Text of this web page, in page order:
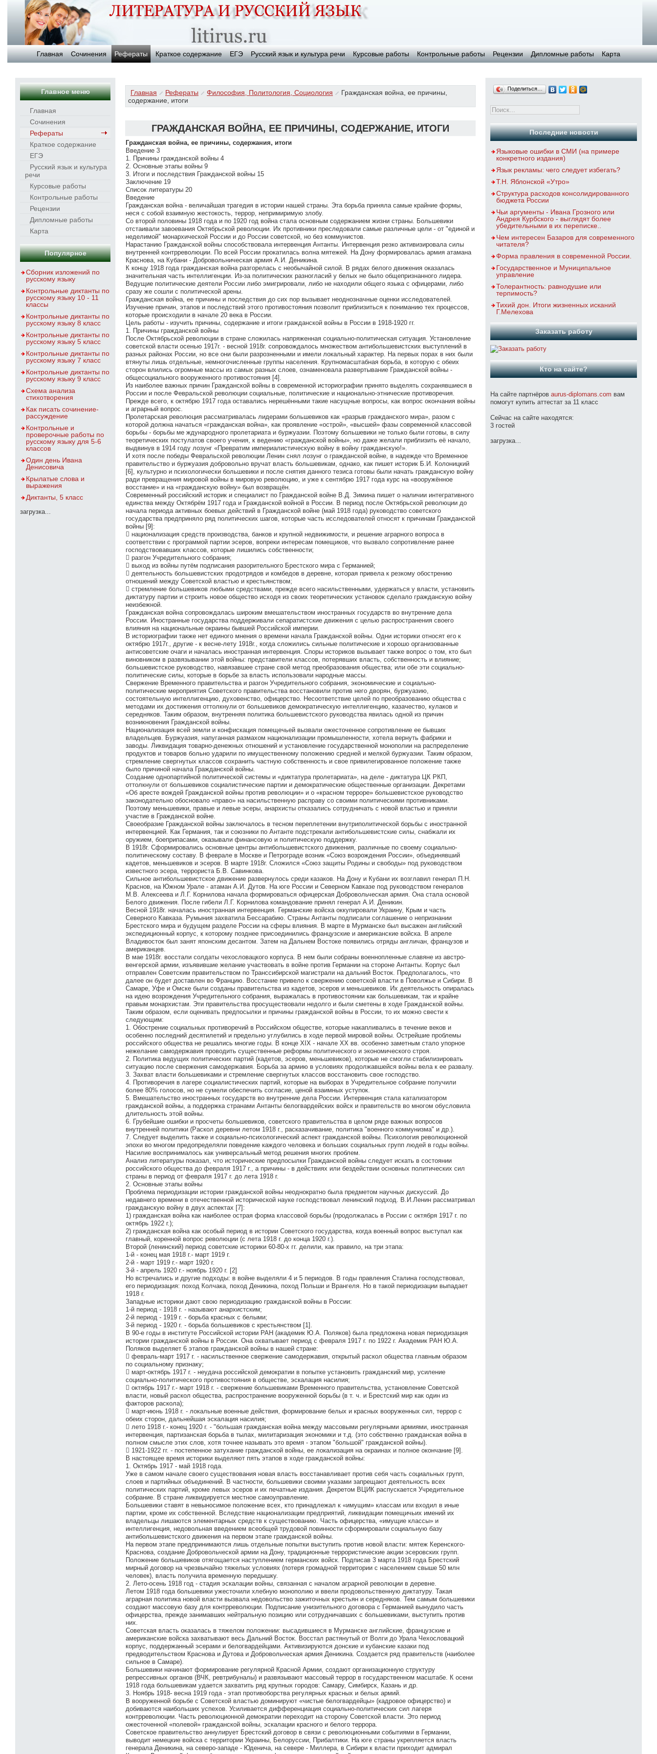
Главная Сочинения Рефераты Краткое содержание ЕГЭ Русский язык и культура речи Курсовые работы Контрольные работы Рецензии Дипломные работы Карта
Главное меню
Главная
Сочинения
Рефераты
Краткое содержание
ЕГЭ
Русский язык и культура
речи
Курсовые работы
Контрольные работы
Рецензии
Дипломные работы
Карта
Популярное
Сборник изложений по
русскому языку
Контрольные диктанты по
русскому языку 10 - 11
классы
Контрольные диктанты по
русскому языку 8 класс
Контрольные диктанты по
русскому языку 5 класс
Контрольные диктанты по
русскому языку 7 класс
Контрольные диктанты по
русскому языку 9 класс
Схема анализа
стихотворения
Как писать сочинение-
рассуждение
Контрольные и
проверочные работы по
русскому языку для 5-6
классов
Один день Ивана
Денисовича
Крылатые слова и
выражения
Диктанты, 5 класс
загрузка...
Главная Рефераты Философия, Политология, Социология
Гражданская война, ее причины,
содержание, итоги
ГРАЖДАНСКАЯ ВОЙНА, ЕЕ ПРИЧИНЫ, СОДЕРЖАНИЕ, ИТОГИ
Гражданская война, ее причины, содержания, итоги
Введение 3
1. Причины гражданской войны 4
2. Основные этапы войны 9
3. Итоги и последствия Гражданской войны 15
Заключение 19
Список литературы 20
Введение
Гражданская война - величайшая трагедия в истории нашей страны. Эта борьба приняла самые крайние формы,
неся с собой взаимную жестокость, террор, непримиримую злобу.
Со второй половины 1918 года и по 1920 год война стала основным содержанием жизни страны. Большевики
отстаивали завоевания Октябрьской революции. Их противники преследовали самые различные цели - от "единой и
неделимой" монархической России и до России советской, но без коммунистов.
Нарастанию Гражданской войны способствовала интервенция Антанты. Интервенция резко активизировала силы
внутренней контрреволюции. По всей России прокатилась волна мятежей. На Дону формировалась армия атамана
Краснова, на Кубани - Добровольническая армия А.И. Деникина.
К концу 1918 года гражданская война разгорелась с необычайной силой. В рядах белого движения оказалась
значительная часть интеллигенции. Из-за политических разногласий у белых не было общепризнанного лидера.
Ведущие политические деятели России либо эмигрировали, либо не находили общего языка с офицерами, либо
сразу же сошли с политической арены.
Гражданская война, ее причины и последствия до сих пор вызывает неоднозначные оценки исследователей.
Изучение причин, этапов и последствий этого противостояния позволит приблизиться к пониманию тех процессов,
которые происходили в начале 20 века в России.
Цель работы - изучить причины, содержание и итоги гражданской войны в России в 1918-1920 гг.
1. Причины гражданской войны
После Октябрьской революции в стране сложилась напряженная социально-политическая ситуация. Установление
советской власти осенью 1917г. - весной 1918г. сопровождалось множеством антибольшевистских выступлений в
разных районах России, но все они были разрозненными и имели локальный характер. На первых порах в них были
втянуты лишь отдельные, немногочисленные группы населения. Крупномасштабная борьба, в которую с обеих
сторон влились огромные массы из самых разных слоев, ознаменовала развертывание Гражданской войны -
общесоциального вооруженного противостояния [4].
Из наиболее важных причин Гражданской войны в современной историографии принято выделять сохранявшиеся в
России и после Февральской революции социальные, политические и национально-этнические противоречия.
Прежде всего, к октябрю 1917 года оставались нерешёнными такие насущные вопросы, как вопрос окончания войны
и аграрный вопрос.
Пролетарская революция рассматривалась лидерами большевиков как «разрыв гражданского мира», разом с
которой должна начаться «гражданская война», как проявление «острой», «высшей» фазы современной классовой
борьбы - борьбы ме ждународного пролетариата и буржуазии. Поэтому большевики не только были готовы, в силу
теоретических постулатов своего учения, к ведению «гражданской войны», но даже желали приблизить её начало,
выдвинув в 1914 году лозунг «Превратим империалистическую войну в войну гражданскую!».
И хотя после победы Февральской революции Ленин снял лозунг о гражданской войне, в надежде что Временное
правительство и буржуазия добровольно вручат власть большевикам, однако, как пишет историк Б.И. Колоницкий
[6], культурно и психологически большевики и после снятия данного тезиса готовы были начать гражданскую войну
ради превращения мировой войны в мировую революцию, и уже к сентябрю 1917 года курс на «вооружённое
восстание» и на «гражданскую войну» был возвращён.
Современный российский историк и специалист по Гражданской войне В.Д. Зимина пишет о наличии интегративного
единства между Октябрём 1917 года и Гражданской войной в России. В период после Октябрьской революции до
начала периода активных боевых действий в Гражданской войне (май 1918 года) руководство советского
государства предприняло ряд политических шагов, которые часть исследователей относят к причинам Гражданской
войны [9]:
 национализация средств производства, банков и крупной недвижимости, и решение аграрного вопроса в
соответствии с программой партии эсеров, вопреки интересам помещиков, что вызвало сопротивление ранее
господствовавших классов, которые лишились собственности;
 разгон Учредительного собрания;
 выход из войны путём подписания разорительного Брестского мира с Германией;
 деятельность большевистских продотрядов и комбедов в деревне, которая привела к резкому обострению
отношений между Советской властью и крестьянством;
 стремление большевиков любыми средствами, прежде всего насильственными, удержаться у власти, установить
диктатуру партии и строить новое общество исходя из своих теоретических установок сделало гражданскую войну
неизбежной.
Гражданская война сопровождалась широким вмешательством иностранных государств во внутренние дела
России. Иностранные государства поддерживали сепаратистские движения с целью распространения своего
влияния на национальные окраины бывшей Российской империи.
В историографии также нет единого мнения о времени начала Гражданской войны. Одни историки относят его к
октябрю 1917г., другие - к весне-лету 1918г., когда сложились сильные политические и хорошо организованные
антисоветские очаги и началась иностранная интервенция. Споры историков вызывает также вопрос о том, кто был
виновником в развязывании этой войны: представители классов, потерявших власть, собственность и влияние;
большевистское руководство, навязавшее стране свой метод преобразования общества; или обе эти социально-
политические силы, которые в борьбе за власть использовали народные массы.
Свержение Временного правительства и разгон Учредительного собрания, экономические и социально-
политические мероприятия Советского правительства восстановили против него дворян, буржуазию,
состоятельную интеллигенцию, духовенство, офицерство. Несоответствие целей по преобразованию общества с
методами их достижения оттолкнули от большевиков демократическую интеллигенцию, казачество, кулаков и
середняков. Таким образом, внутренняя политика большевистского руководства явилась одной из причин
возникновения Гражданской войны.
Национализация всей земли и конфискация помещечьей вызвали ожесточенное сопротивление ее бывших
владельцев. Буржуазия, напуганная размахом национализации промышленности, хотела вернуть фабрики и
заводы. Ликвидация товарно-денежных отношений и установление государственной монополии на распределение
продуктов и товаров больно ударили по имущественному положению средней и мелкой буржуазии. Таким образом,
стремление свергнутых классов сохранить частную собственность и свое привилегированное положение также
было причиной начала Гражданской войны.
Создание однопартийной политической системы и «диктатура пролетариата», на деле - диктатура ЦК РКП,
оттолкнули от большевиков социалистические партии и демократические общественные организации. Декретами
«Об аресте вождей Гражданской войны против революции» и о «красном терроре» большевистское руководство
законодательно обосновало «право» на насильственную расправу со своими политическими противниками.
Поэтому меньшевики, правые и левые эсеры, анархисты отказались сотрудничать с новой властью и приняли
участие в Гражданской войне.
Своеобразие Гражданской войны заключалось в тесном переплетении внутриполитической борьбы с иностранной
интервенцией. Как Германия, так и союзники по Антанте подстрекали антибольшевистские силы, снабжали их
оружием, боеприпасами, оказывали финансовую и политическую поддержку.
В 1918г. Сформировались основные центры антибольшевистского движения, различные по своему социально-
политическому составу. В феврале в Москве и Петрограде возник «Союз возрождения России», объединявший
кадетов, меньшевиков и эсеров. В марте 1918г. Сложился «Союз защиты Родины и свободы» под руководством
известного эсера, террориста Б.В. Савинкова.
Сильное антибольшевистское движение развернулось среди казаков. На Дону и Кубани их возглавил генерал П.Н.
Краснов, на Южном Урале - атаман А.И. Дутов. На юге России и Северном Кавказе под руководством генералов
М.В. Алексеева и Л.Г. Корнилова начала формироваться офицерская Добровольческая армия. Она стала основой
Белого движения. После гибели Л.Г. Корнилова командование принял генерал А.И. Деникин.
Весной 1918г. началась иностранная интервенция. Германские войска оккупировали Украину, Крым и часть
Северного Кавказа. Румыния захватила Бессарабию. Страны Антанты подписали соглашение о непризнании
Брестского мира и будущем разделе России на сферы влияния. В марте в Мурманске был высажен английский
экспедиционный корпус, к которому позднее присоединились французские и американские войска. В апреле
Владивосток был занят японским десантом. Затем на Дальнем Востоке появились отряды англичан, французов и
американцев.
В мае 1918г. восстали солдаты чехословацкого корпуса. В нем были собраны военнопленные славяне из австро-
венгерской армии, изъявившие желание участвовать в войне против Германии на стороне Антанты. Корпус был
отправлен Советским правительством по Транссибирской магистрали на дальний Восток. Предполагалось, что
далее он будет доставлен во Францию. Восстание привело к свержению советской власти в Поволжье и Сибири. В
Самаре, Уфе и Омске были созданы правительства из кадетов, эсеров и меньшевиков. Их деятельность опиралась
на идею возрождения Учредительного собрания, выражалась в противостоянии как большевикам, так и крайне
правым монархистам. Эти правительства просуществовали недолго и были сметены в ходе Гражданской войны.
Таким образом, если оценивать предпосылки и причины гражданской войны в России, то их можно свести к
следующим:
1. Обострение социальных противоречий в Российском обществе, которые накапливались в течение веков и
особенно последний десятилетий и предельно углубились в ходе первой мировой войны. Острейшие проблемы
российского общества не решались многие годы. В конце XIX - начале XX вв. особенно заметным стало упорное
нежелание самодержавия проводить существенные реформы политического и экономического строя.
2. Политика ведущих политических партий (кадетов, эсеров, меньшевиков), которые не смогли стабилизировать
ситуацию после свержения самодержавия. Борьба за армию в условиях продолжавшейся войны вела к ее развалу.
3. Захват власти большевиками и стремление свергнутых классов восстановить свое господство.
4. Противоречия в лагере социалистических партий, которые на выборах в Учредительное собрание получили
более 80% голосов, но не сумели обеспечить согласие, ценой взаимных уступок.
5. Вмешательство иностранных государств во внутренние дела России. Интервенция стала катализатором
гражданской войны, а поддержка странами Антанты белогвардейских войск и правительств во многом обусловила
длительность этой войны.
6. Грубейшие ошибки и просчеты большевиков, советского правительства в целом ряде важных вопросов
внутренней политики (Раскол деревни летом 1918 г., расказачивание, политика "военного коммунизма" и др.).
7. Следует выделить также и социально-психологический аспект гражданской войны. Психология революционной
эпохи во многом предопределяли поведение каждого человека и больших социальных групп людей в годы войны.
Насилие воспринималось как универсальный метод решения многих проблем.
Анализ литературы показал, что исторические предпосылки Гражданской войны следует искать в состоянии
российского общества до февраля 1917 г., а причины - в действиях или бездействии основных политических сил
страны в период от февраля 1917 г. до лета 1918 г.
2. Основные этапы войны
Проблема периодизации истории гражданской войны неоднократно была предметом научных дискуссий. До
недавнего времени в отечественной исторической науке господствовал ленинский подход. В.И.Ленин рассматривал
гражданскую войну в двух аспектах [7]:
1) гражданская война как наиболее острая форма классовой борьбы (продолжалась в России с октября 1917 г. по
октябрь 1922 г.);
2) гражданская война как особый период в истории Советского государства, когда военный вопрос выступал как
главный, коренной вопрос революции (с лета 1918 г. до конца 1920 г.).
Второй (ленинский) период советские историки 60-80-х гг. делили, как правило, на три этапа:
1-й - конец мая 1918 г.- март 1919 г.
2-й - март 1919 г.- март 1920 г.
3-й - апрель 1920 г.- ноябрь 1920 г. [2]
Но встречались и другие подходы: в войне выделяли 4 и 5 периодов. В годы правления Сталина господствовал,
его периодизация: поход Колчака, поход Деникина, поход Польши и Врангеля. Но в такой периодизации выпадает
1918 г.
Западные историки дают свою периодизацию гражданской войны в России:
1-й период - 1918 г. - называют анархистским;
2-й период - 1919 г. - борьба красных с белыми;
3-й период - 1920 г. - борьба большевиков с крестьянством [1].
В 90-е годы в институте Российской истории РАН (академик Ю.А. Поляков) была предложена новая периодизация
истории гражданской войны в России. Она охватывает период с февраля 1917 г. по 1922 г. Академик РАН Ю.А.
Поляков выделяет 6 этапов гражданской войны в нашей стране:
 февраль-март 1917 г. - насильственное свержение самодержавия, открытый раскол общества главным образом
по социальному признаку;
 март-октябрь 1917 г. - неудача российской демократии в попытке установить гражданский мир, усиление
социально-политического противостояния в обществе, эскалация насилия;
 октябрь 1917 г.- март 1918 г. - свержение большевиками Временного правительства, установление Советской
власти, новый раскол общества, распространение вооруженной борьбы (в т. ч. и Брестский мир как один из
факторов раскола);
 март-июнь 1918 г. - локальные военные действия, формирование белых и красных вооруженных сил, террор с
обеих сторон, дальнейшая эскалация насилия;
 лето 1918 г.- конец 1920 г. - "большая гражданская война между массовыми регулярными армиями, иностранная
интервенция, партизанская борьба в тылах, милитаризация экономики и т.д. (это собственно гражданская война в
полном смысле этих слов, хотя точнее называть это время - этапом "большой" гражданской войны).
 1921-1922 гг. - постепенное затухание гражданской войны, ее локализация на окраинах и полное окончание [9].
В настоящее время историки выделяют пять этапов в ходе гражданской войны:
1. Октябрь 1917 - май 1918 года.
Уже в самом начале своего существования новая власть восстанавливает против себя часть социальных групп,
слоев и партийных объединений. В частности, большевики своими указами запрещают деятельность всех
политических партий, кроме левых эсеров и их печатные издания. Декретом ВЦИК распускается Учредительное
собрание. В стране ликвидируется местное самоуправление.
Большевики ставят в невыносимое положение всех, кто принадлежал к «имущим» классам или входил в иные
партии, кроме их собственной. Вследствие национализации предприятий, ликвидации помещичьих имений их
владельцы лишаются элементарных средств к существованию. Часть офицерства, «имущие классы» и
интеллигенция, недовольная введением всеобщей трудовой повинности сформировали социальную базу
антибольшевистского движения на первом этапе гражданской войны.
На первом этапе предпринимаются лишь отдельные попытки выступить против новой власти: мятеж Керенского-
Краснова, создание Добровольческой армии на Дону, традиционные террористические акции эсеровских групп.
Положение большевиков отягощается наступлением германских войск. Подписав 3 марта 1918 года Брестский
мирный договор на чрезвычайно тяжелых условиях (потеря громадной территории с населением свыше 50 млн
человек), власть получила временную передышку.
2. Лето-осень 1918 год - стадия эскалации войны, связанная с началом аграрной революции в деревне.
Летом 1918 года большевики ужесточили хлебную монополию и ввели продовольственную диктатуру. Такая
аграрная политика новой власти вызвала недовольство зажиточных крестьян и середняков. Тем самым большевики
создают массовую базу для контрреволюции. Подписание унизительного договора с Германией вынудило часть
офицерства, прежде занимавших нейтральную позицию или сотрудничавших с большевиками, выступить против
них.
Советская власть оказалась в тяжелом положении: высадившиеся в Мурманске английские, французские и
американские войска захватывают весь Дальний Восток. Восстал растянутый от Волги до Урала Чехословацкий
корпус, поддержанный эсерами и белогвардейцами. Активизируются донские и кубанские казаки под
предводительством Краснова и Дутова и Добровольческая армия Деникина. Создается ряд правительств (наиболее
сильное в Самаре).
Большевики начинают формирование регулярной Красной Армии, создают организационную структуру
репрессивных органов (ВЧК, ревтрибуналы) и развязывают массовый террор в государственном масштабе. К осени
1918 года большевикам удается захватить ряд крупных городов: Самару, Симбирск, Казань и др.
3. Ноябрь 1918- весна 1919 года - этап противоборства регулярных красных и белых армий.
В вооруженной борьбе с Советской властью доминируют «чистые белогвардейцы» (кадровое офицерство) и
добиваются наибольших успехов. Усиливается дифференциация социально-политических сил лагеря
контрреволюции. Часть революционной демократии переходит на сторону Советской власти. Это период
ожесточенной «полевой» гражданской войны, эскалации красного и белого террора.
Советское правительство аннулирует Брестский договор в связи с революционными событиями в Германии,
выводит немецкие войска с территории Украины, Белоруссии, Прибалтики. На юге страны укрепляется власть
генерала Деникина, на северо-западе - Юденича, на севере - Миллера, в Сибири к власти приходит адмирал
Поделиться…
Последние новости
Языковые ошибки в СМИ (на примере
конкретного издания)
Язык рекламы: чего следует избегать?
Т.Н. Яблонской «Утро»
Структура расходов консолидированного
бюджета России
Чьи аргументы - Ивана Грозного или
Андрея Курбского - выглядят более
убедительными в их переписке..
Чем интересен Базаров для современного
читателя?
Форма правления в современной России.
Государственное и Муниципальное
управление
Толерантность: равнодушие или
терпимость?
Тихий дон. Итоги жизненных исканий
Г.Мелехова
Заказать работу
Кто на сайте?
На сайте партнёров aurus-diplomans.com вам
помогут купить аттестат за 11 класс
Сейчас на сайте находятся:
3 гостей
загрузка...